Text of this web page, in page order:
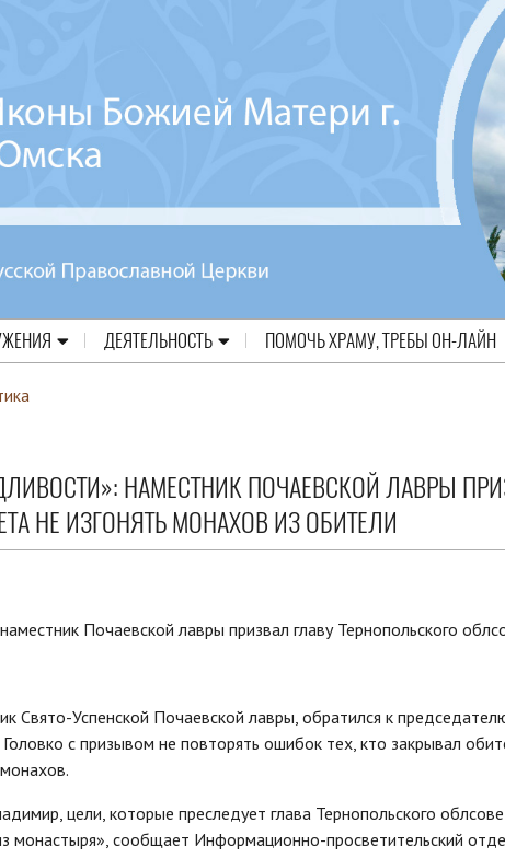
ДЕЯТЕЛЬНОСТЬ ПОМОЧЬ ХРАМУ, ТРЕБЫ ОН-ЛАЙН
НАМЕСТНИК ПОЧАЕВСКОЙ ЛАВРЫ
НЕ ИЗГОНЯТЬ МОНАХОВ ИЗ ОБИТЕЛИ
Свято-Успенской Почаевской лавры, обратился к
с призывом не повторять ошибок тех, кто закрывал
цели, которые преследует глава Тернопольского
монастыря», сообщает Информационно-просветительский